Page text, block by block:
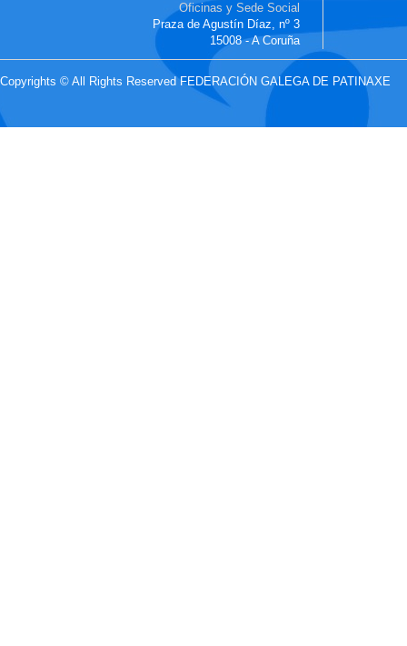
Oficinas y Sede Social
Praza de Agustín Díaz, nº 3
15008 - A Coruña
Copyrights © All Rights Reserved FEDERACIÓN GALEGA DE PATINAXE